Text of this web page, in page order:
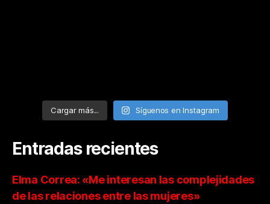
Cargar más... Síguenos en Instagram
Entradas recientes
Elma Correa: «Me interesan las complejidades
de las relaciones entre las mujeres»